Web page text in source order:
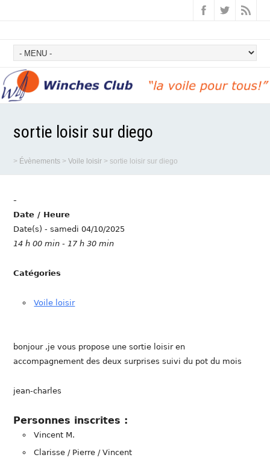
sortie loisir sur diego
> Évènements >Voile loisir > sortie loisir sur diego
-
Date / Heure
Date(s) - samedi 04/10/2025
14 h 00 min - 17 h 30 min
Catégories
Voile loisir
bonjour ,je vous propose une sortie loisir en
accompagnement des deux surprises suivi du pot du mois
jean-charles
Personnes inscrites :
Vincent M.
Clarisse / Pierre / Vincent